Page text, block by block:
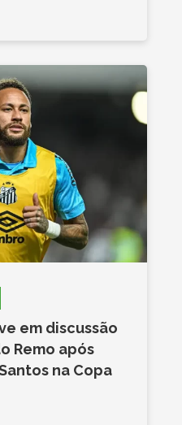
em discussão
Remo após
na Copa